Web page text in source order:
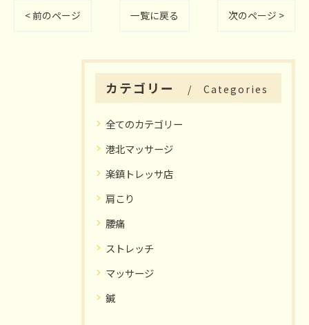
< 前のページ 一覧に戻る 次のページ >
カテゴリー Categories
全てのカテゴリー
港北マッサージ
楽鎮トレッサ店
肩こり
腰痛
ストレッチ
マッサージ
鍼